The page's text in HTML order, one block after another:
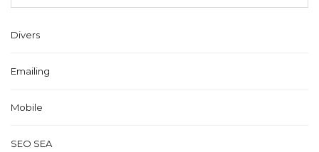
Divers
Emailing
Mobile
SEO SEA